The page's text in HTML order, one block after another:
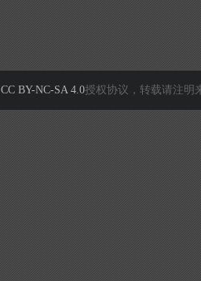
CC BY-NC-SA 4.0授权协议，转载请注明